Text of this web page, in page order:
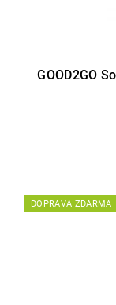
GOOD2GO
DOPRAVA ZDARMA